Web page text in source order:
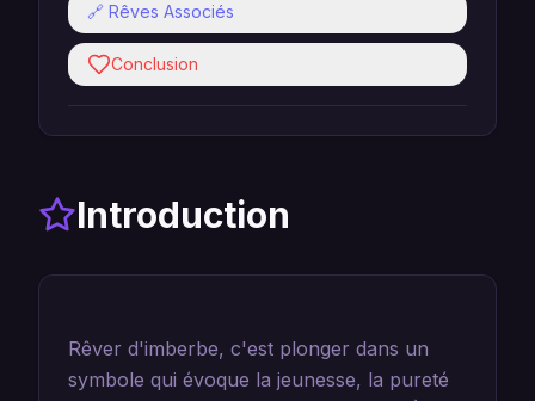
🔗 Rêves Associés
Conclusion
Introduction
Rêver d'imberbe, c'est plonger dans un
symbole qui évoque la jeunesse, la pureté